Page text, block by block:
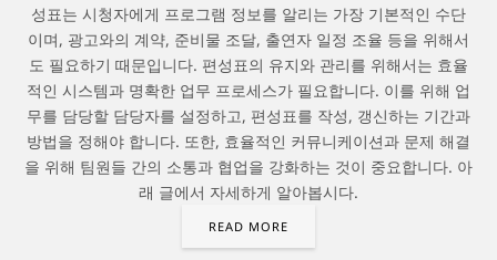
성표는 시청자에게 프로그램 정보를 알리는 가장 기본적인 수단
이며, 광고와의 계약, 준비물 조달, 출연자 일정 조율 등을 위해서
도 필요하기 때문입니다. 편성표의 유지와 관리를 위해서는 효율
적인 시스템과 명확한 업무 프로세스가 필요합니다. 이를 위해 업
무를 담당할 담당자를 설정하고, 편성표를 작성, 갱신하는 기간과
방법을 정해야 합니다. 또한, 효율적인 커뮤니케이션과 문제 해결
을 위해 팀원들 간의 소통과 협업을 강화하는 것이 중요합니다. 아
래 글에서 자세하게 알아봅시다.
READ MORE